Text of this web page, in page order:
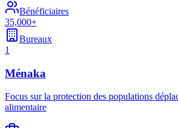
Bénéficiaires
35,000+
Bureaux
1
Ménaka
Focus sur la protection des populations
alimentaire